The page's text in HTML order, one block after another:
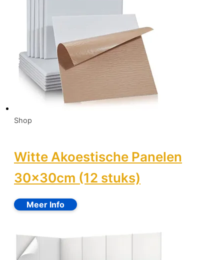
Shop
Witte Akoestische Panelen
30x30cm (12 stuks)